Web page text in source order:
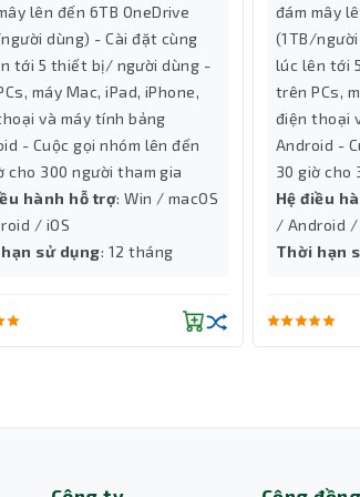
lên đến 6TB OneDrive
dùng) - Cài đặt cùng
tới 5 thiết bị/ người dùng -
máy Mac, iPad, iPhone,
và máy tính bảng
- Cuộc gọi nhóm lên đến
cho 300 người tham gia
hành hỗ trợ: Win / macOS
/ iOS
sử dụng: 12 tháng
đám mây
(1TB/
lúc lên tới
trên PCs,
điện thoại
Android -
30 giờ cho
Hệ điều
/ Android /
Thời hạn